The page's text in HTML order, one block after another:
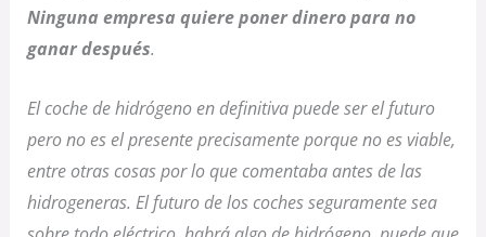
Ninguna empresa quiere poner dinero para no
ganar después.
El coche de hidrógeno en definitiva puede ser el futuro
pero no es el presente precisamente porque no es viable,
entre otras cosas por lo que comentaba antes de las
hidrogeneras. El futuro de los coches seguramente sea